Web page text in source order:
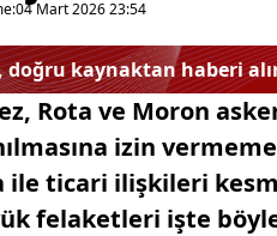
04 Mart 2026 23:54
doğru kaynaktan haberi
Rota ve Moron
izin
ile ticari ilişkileri
felaketleri işte